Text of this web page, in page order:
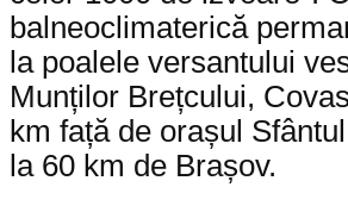
balneoclimaterică
la poalele versantului
Munților Brețcului,
km față de orașul
la 60 km de Brașov.